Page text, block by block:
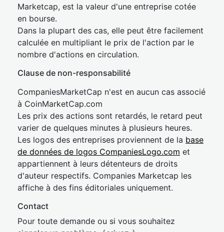
Marketcap, est la valeur d'une entreprise cotée
en bourse.
Dans la plupart des cas, elle peut être facilement
calculée en multipliant le prix de l'action par le
nombre d'actions en circulation.
Clause de non-responsabilité
CompaniesMarketCap n'est en aucun cas associé
à CoinMarketCap.com
Les prix des actions sont retardés, le retard peut
varier de quelques minutes à plusieurs heures.
Les logos des entreprises proviennent de la base
de données de logos CompaniesLogo.com et
appartiennent à leurs détenteurs de droits
d'auteur respectifs. Companies Marketcap les
affiche à des fins éditoriales uniquement.
Contact
Pour toute demande ou si vous souhaitez